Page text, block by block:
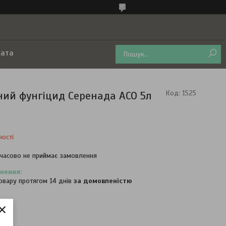
фунгіцид Серенада ACO 5л
Код: 1525
не приймає замовлення
протягом 14 днів за домовленістю